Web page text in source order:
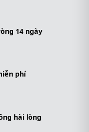
14 ngày
phí
hài lòng